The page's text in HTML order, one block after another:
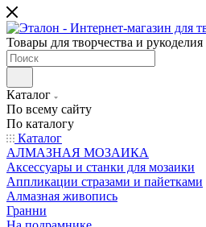
Товары для творчества и рукоделия
Каталог
По всему сайту
По каталогу
Каталог
АЛМАЗНАЯ МОЗАИКА
Аксессуары и станки для мозаики
Аппликации стразами и пайетками
Алмазная живопись
Гранни